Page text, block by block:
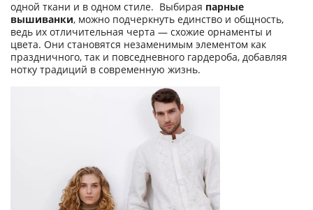
одной ткани и в одном стиле. Выбирая парные
вышиванки, можно подчеркнуть единство и общность,
ведь их отличительная черта — схожие орнаменты и
цвета. Они становятся незаменимым элементом как
праздничного, так и повседневного гардероба, добавляя
нотку традиций в современную жизнь.